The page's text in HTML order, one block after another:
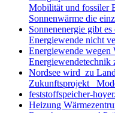
Mobilität und fossiler
Sonnenwärme die
Sonnenenergie gibt
Energiewende nicht
Energiewende wegen
Energiewendetechnik
Nordsee wird zu
Zukunftsprojekt
feststoffspeicher-
Heizung